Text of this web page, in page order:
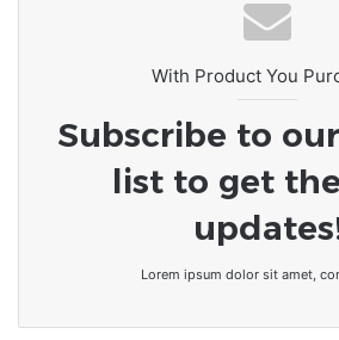
With Product You
Subscribe to
list to get
Lorem ipsum dolor sit amet,